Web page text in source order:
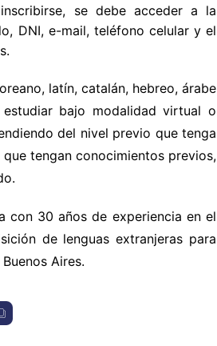
se debe acceder a la
DNI, e-mail, teléfono celular y el
latín, catalán, hebreo, árabe
bajo modalidad virtual o
del nivel previo que tenga
tengan conocimientos previos,
con 30 años de experiencia en el
de lenguas extranjeras para
Aires.